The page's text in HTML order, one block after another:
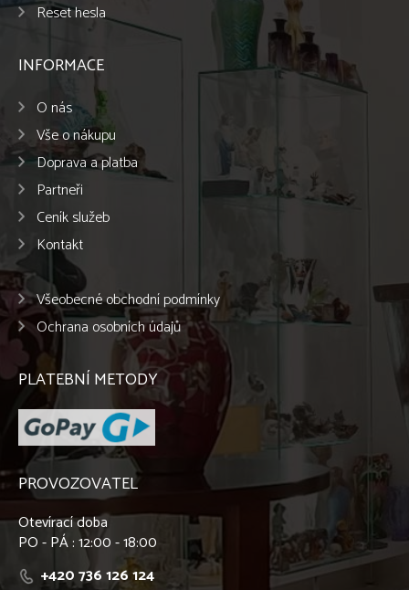
Reset hesla
INFORMACE
O nás
Vše o nákupu
Doprava a platba
Partneři
Ceník služeb
Kontakt
Všeobecné obchodní podmínky
Ochrana osobních údajů
PLATEBNÍ METODY
PROVOZOVATEL
Otevírací doba
PO - PÁ : 12:00 - 18:00
+420 736 126 124